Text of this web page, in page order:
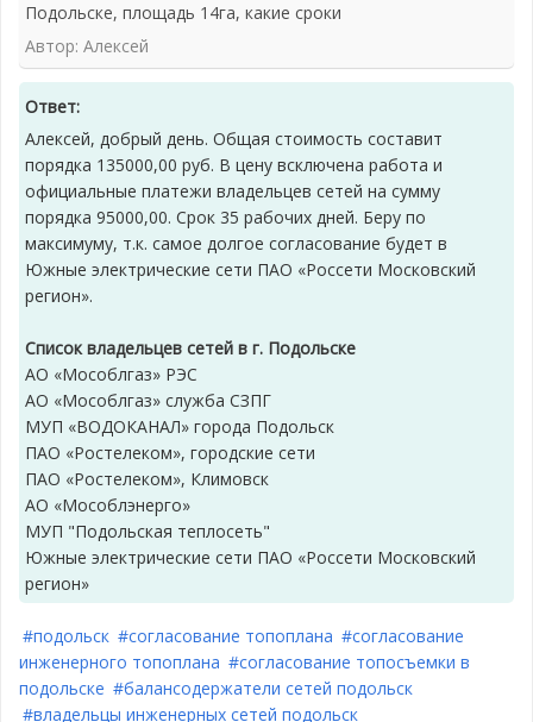
Подольске, площадь 14га, какие сроки
Автор: Алексей
Ответ:
Алексей, добрый день. Общая стоимость составит
порядка 135000,00 руб. В цену всключена работа и
официальные платежи владельцев сетей на сумму
порядка 95000,00. Срок 35 рабочих дней. Беру по
максимуму, т.к. самое долгое согласование будет в
Южные электрические сети ПАО «Россети Московский
регион».
Список владельцев сетей в г. Подольске
АО «Мособлгаз» РЭС
АО «Мособлгаз» служба СЗПГ
МУП «ВОДОКАНАЛ» города Подольск
ПАО «Ростелеком», городские сети
ПАО «Ростелеком», Климовск
АО «Мособлэнерго»
МУП "Подольская теплосеть"
Южные электрические сети ПАО «Россети Московский
регион»
#подольск #согласование топоплана #согласование
инженерного топоплана #согласование топосъемки в
подольске #балансодержатели сетей подольск
#владельцы инженерных сетей подольск